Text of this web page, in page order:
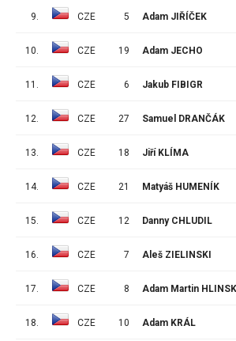
9. CZE 5 Adam JIŘÍČEK
10. CZE 19 Adam JECHO
11. CZE 6 Jakub FIBIGR
12. CZE 27 Samuel DRANČÁK
13. CZE 18 Jiří KLÍMA
14. CZE 21 Matyáš HUMENÍK
15. CZE 12 Danny CHLUDIL
16. CZE 7 Aleš ZIELINSKI
17. CZE 8 Adam Martin
18. CZE 10 Adam KRÁL